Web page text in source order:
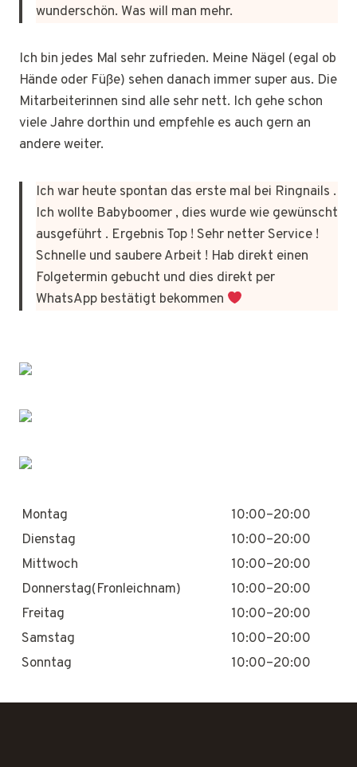
wunderschön. Was will man mehr.
Ich bin jedes Mal sehr zufrieden. Meine Nägel (egal ob
Hände oder Füße) sehen danach immer super aus. Die
Mitarbeiterinnen sind alle sehr nett. Ich gehe schon
viele Jahre dorthin und empfehle es auch gern an
andere weiter.
Ich war heute spontan das erste mal bei Ringnails .
Ich wollte Babyboomer , dies wurde wie gewünscht
ausgeführt . Ergebnis Top ! Sehr netter Service !
Schnelle und saubere Arbeit ! Hab direkt einen
Folgetermin gebucht und dies direkt per
WhatsApp bestätigt bekommen
Montag
10:00–20:00
Dienstag
10:00–20:00
Mittwoch
10:00–20:00
Donnerstag(Fronleichnam)
10:00–20:00
Freitag
10:00–20:00
Samstag
10:00–20:00
Sonntag
10:00–20:00